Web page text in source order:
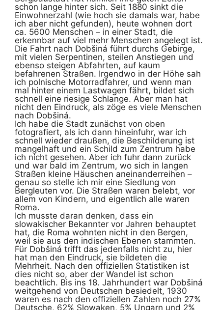
schon lange hinter sich. Seit 1880 sinkt die
Einwohnerzahl (wie hoch sie damals war, habe
ich aber nicht gefunden), heute wohnen dort
ca. 5600 Menschen – in einer Stadt, die
erkennbar auf viel mehr Menschen angelegt ist.
Die Fahrt nach Dobšiná führt durchs Gebirge,
mit vielen Serpentinen, steilen Anstiegen und
ebenso steigen Abfahrten, auf kaum
befahrenen Straßen. Irgendwo in der Höhe sah
ich polnische Motorradfahrer, und wenn man
mal hinter einem Lastwagen fährt, bildet sich
schnell eine riesige Schlange. Aber man hat
nicht den Eindruck, als zöge es viele Menschen
nach Dobšiná.
Ich habe die Stadt zunächst von oben
fotografiert, als ich dann hineinfuhr, war ich
schnell wieder draußen, die Beschilderung ist
mangelhaft und ein Schild zum Zentrum habe
ich nicht gesehen. Aber ich fuhr dann zurück
und war bald im Zentrum, wo sich in langen
Straßen kleine Häuschen aneinanderreihen –
genau so stelle ich mir eine Siedlung von
Bergleuten vor. Die Straßen waren belebt, vor
allem von Kindern, und eigentlich alle waren
Roma.
Ich musste daran denken, dass ein
slowakischer Bekannter vor Jahren behauptet
hat, die Roma wohnten nicht in den Bergen,
weil sie aus den indischen Ebenen stammten.
Für Dobšiná trifft das jedenfalls nicht zu, hier
hat man den Eindruck, sie bildeten die
Mehrheit. Nach den offiziellen Statistiken ist
dies nicht so, aber der Wandel ist schon
beachtlich. Bis ins 18. Jahrhundert war Dobšiná
weitgehend von Deutschen besiedelt, 1930
waren es nach den offiziellen Zahlen noch 27%
Deutsche, 62% Slowaken, 5% Ungarn und 2%